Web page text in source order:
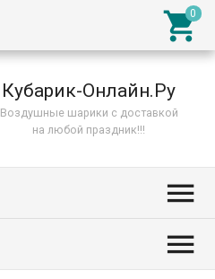

Кубарик-Онлайн.Ру
Воздушные шарики с доставкой
на любой праздник!!!

